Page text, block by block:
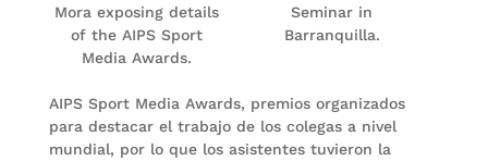
Mora exposing details
of the AIPS Sport
Media Awards.
Seminar in
Barranquilla.
AIPS Sport Media Awards, premios organizados
para destacar el trabajo de los colegas a nivel
mundial, por lo que los asistentes tuvieron la